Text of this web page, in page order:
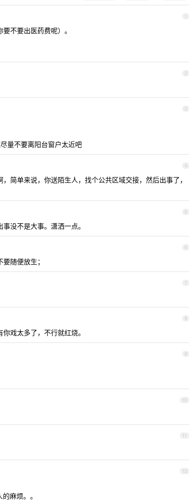
1
不要出医药费呢）。
2
3
量不要离阳台窗户太近吧
4
简单来说，你送陌生人，找个公共区域交接，然后出事了，
5
没不是大事。潇洒一点。
6
随便放生；
7
8
戏太多了，不行就红烧。
9
10
11
12
麻烦。。